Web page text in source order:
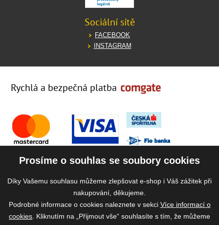
Sociální sítě
FACEBOOK
INSTAGRAM
Rychlá a bezpečná platba
Prosíme o souhlas se soubory cookies
Díky Vašemu souhlasu můžeme zlepšovat e-shop i Váš zážitek při
nakupování, děkujeme.
Podrobné informace o cookies naleznete v sekci Více informací o
cookies . Kliknutím na „Přijmout vše“ souhlasíte s tím, že můžeme